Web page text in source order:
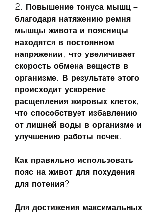
2. Повышение тонуса мышц –
благодаря натяжению ремня
мышцы живота и поясницы
находятся в постоянном
напряжении, что увеличивает
скорость обмена веществ в
организме. В результате этого
происходит ускорение
расщепления жировых клеток,
что способствует избавлению
от лишней воды в организме и
улучшению работы почек.
Как правильно использовать
пояс на живот для похудения
для потения?
Для достижения максимальных